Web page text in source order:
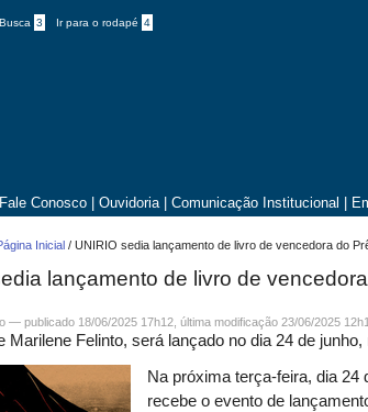
3 Ir para o rodapé 4
Fale Conosco Ouvidoria Comunicação Institucional
Inicial /UNIRIO sedia lançamento de livro de vencedora do
lançamento de livro de
—publicado 18/06/2025 17h12,última modificação 23/06/2025
Marilene Felinto, será lançado no dia 24 de
Na próxima terça-feira, dia 24
recebe o evento de